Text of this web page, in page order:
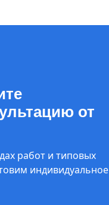
от
работ и типовых
индивидуальное